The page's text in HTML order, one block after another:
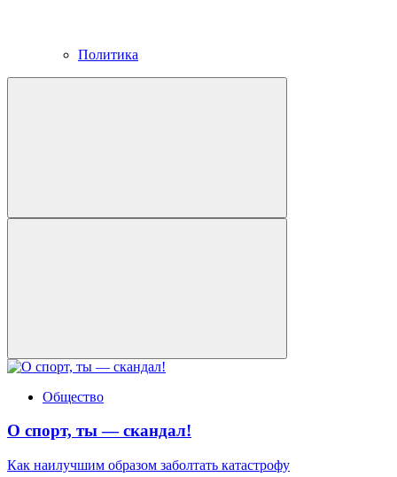
Политика
Общество
О спорт, ты — скандал!
Как наилучшим образом заболтать катастрофу